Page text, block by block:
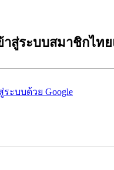
าสู่ระบบสมาชิกไท
ระบบด้วย Google